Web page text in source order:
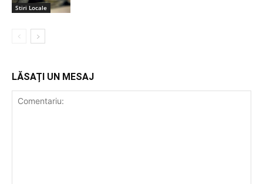
Stiri Locale
LĂSAȚI UN MESAJ